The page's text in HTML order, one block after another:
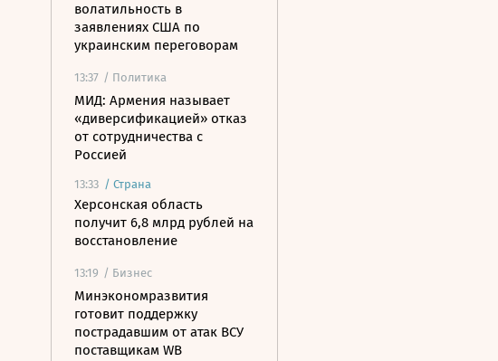
волатильность в
заявлениях США по
украинским переговорам
13:37 / Политика
МИД: Армения называет
«диверсификацией» отказ
от сотрудничества с
Россией
13:33 / Страна
Херсонская область
получит 6,8 млрд рублей на
восстановление
13:19 / Бизнес
Минэкономразвития
готовит поддержку
пострадавшим от атак ВСУ
поставщикам WB